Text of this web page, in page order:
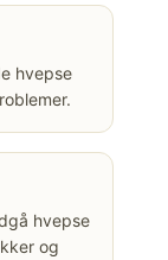
hvepse
hvepse
og